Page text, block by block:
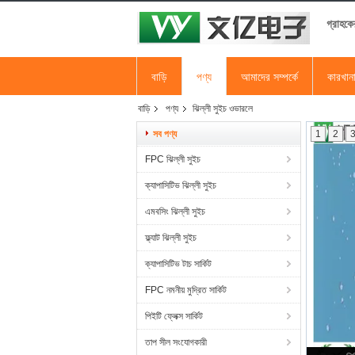
বাড়ি পণ্য আমাদের সম্পর্কে
বাড়ি পণ্য ঝিল্লী সুইচ ওভারলে
সব পণ্য
FPC ঝিল্লী সুইচ
ক্যাপাসিটিভ ঝিল্লী সুইচ
এমবসিং ঝিল্লী সুইচ
ফ্ল্যাট ঝিল্লী সুইচ
ক্যাপাসিটিভ টাচ সার্কিট
FPC নমনীয় মুদ্রিত সার্কিট
পিইটি ফ্লেক্স সার্কিট
তাপ সীল সংযোগকারী
1 2 3